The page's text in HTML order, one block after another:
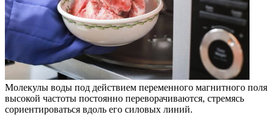
Молекулы воды под действием переменного магнитного поля
высокой частоты постоянно переворачиваются, стремясь
сориентироваться вдоль его силовых линий.